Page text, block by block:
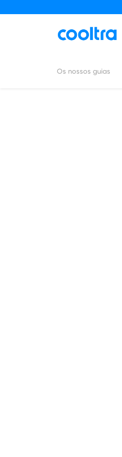
Os nossos guias